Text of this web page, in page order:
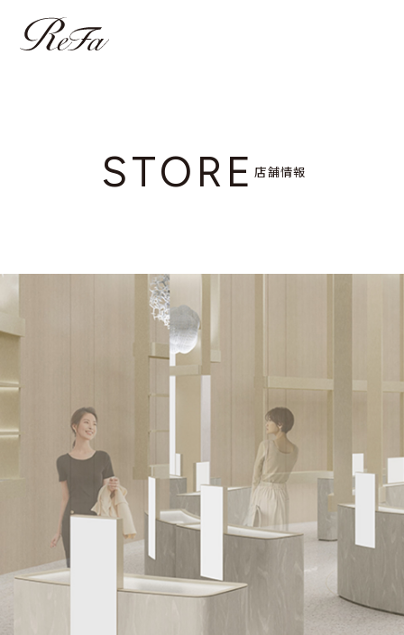
STORE店舗情報